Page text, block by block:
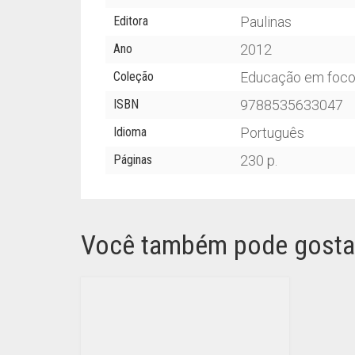
Editora
Paulinas
Ano 2012
Coleção Educação em foco
ISBN 9788535633047
Idioma Português
Páginas 230 p.
Você também pode